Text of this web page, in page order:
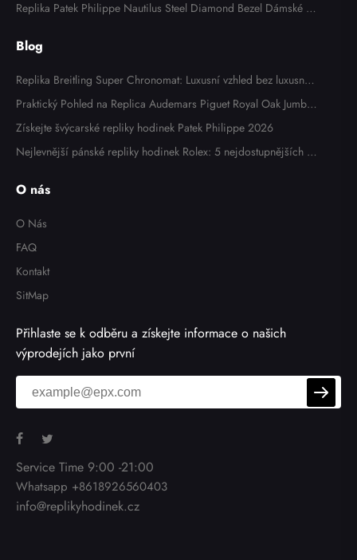
y AB0134
Replika Patek Philippe Nautilus Steel Diamond Bezel Dámské h
Blog
Replika Breitling Super Chronomat: Luxusní vzhled bez luxusní c
eny
Praktický Pohled na Replica Audemars Piguet Royal Oak Jumbo
Extra Thin 15202OR: Zkušenosti Majitele
Získejte švýcarské repliky hodinek Patek Philippe 2026
Nejlevnější pánské repliky hodinek Rolex: 5 nejdostupnějších m
O nás
O Nás
FAQ
Kontakt
SitMap
Přihlaste se k odběru a získejte informace o našich
výprodejích jako první
Service Time 9:00 -21:00
Whatsapp +8618926560403
info@replikyhodinek.cz